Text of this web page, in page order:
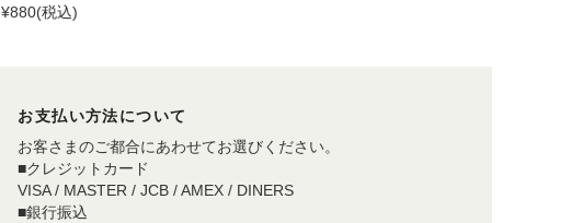
¥880(税込)
お支払い方法について
お客さまのご都合にあわせてお選びください。
■クレジットカード
VISA / MASTER / JCB / AMEX / DINERS
■銀行振込